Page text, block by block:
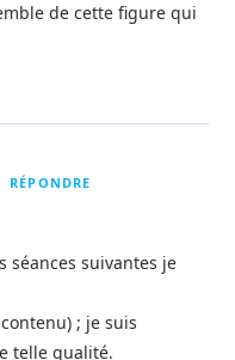
de cette figure qui
RÉPONDRE
séances suivantes je
; je suis
telle qualité.